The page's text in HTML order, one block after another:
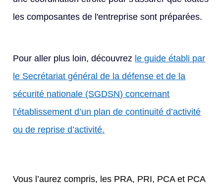
les composantes de l'entreprise sont préparées.
Pour aller plus loin, découvrez le guide établi par
le Secrétariat général de la défense et de la
sécurité nationale (SGDSN) concernant
l’établissement d’un plan de continuité d’activité
ou de reprise d’activité.
Vous l’aurez compris, les PRA, PRI, PCA et PCA